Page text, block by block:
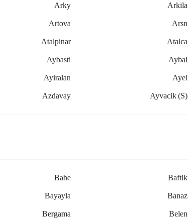
Arkila
Arky
Arsn
Artova
Atalca
Atalpinar
Aybai
Aybasti
Ayel
Ayiralan
Ayvacik (s)
Azdavay
Baftlk
Bahe
Banaz
Bayayla
Belen
Bergama